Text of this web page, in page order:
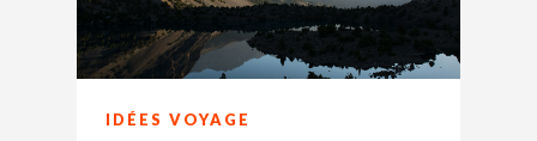
IDÉES VOYAGE